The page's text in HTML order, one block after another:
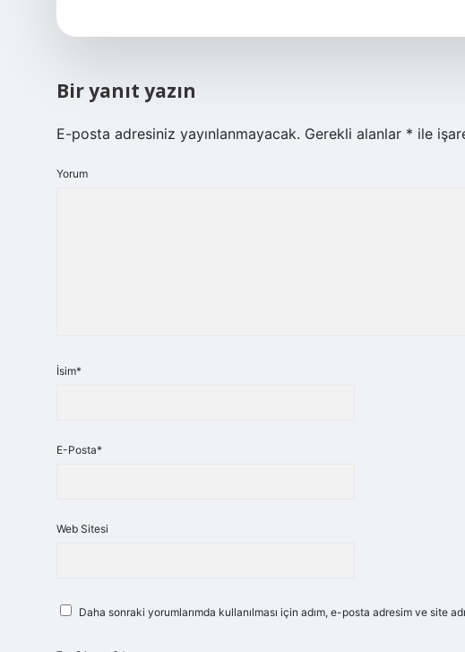
Bir yanıt yazın
E-posta adresiniz yayınlanmayacak. Gerekli alanlar * ile
Yorum
İsim*
E-Posta*
Web Sitesi
Daha sonraki yorumlarımda kullanılması için adım, e-posta adresim ve site